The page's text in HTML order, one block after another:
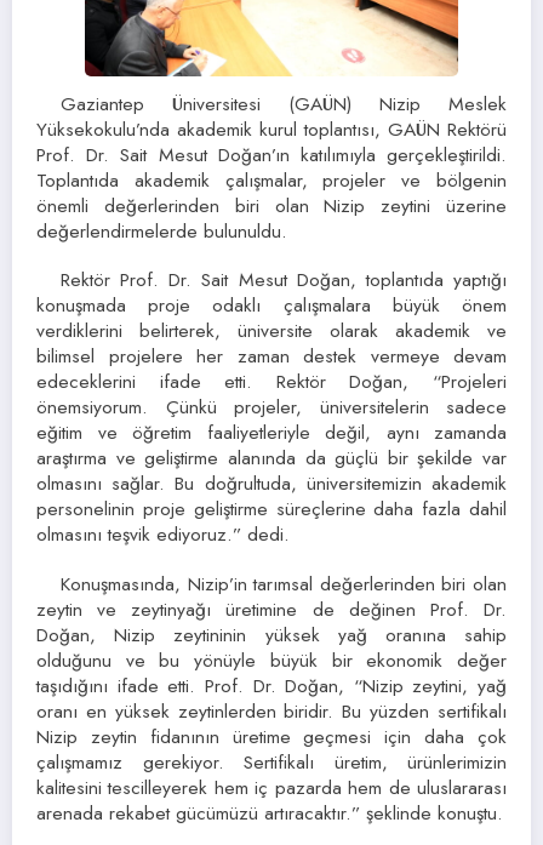
Gaziantep Üniversitesi (GAÜN) Nizip Meslek
Yüksekokulu’nda akademik kurul toplantısı, GAÜN Rektörü
Prof. Dr. Sait Mesut Doğan’ın katılımıyla gerçekleştirildi.
Toplantıda akademik çalışmalar, projeler ve bölgenin
önemli değerlerinden biri olan Nizip zeytini üzerine
değerlendirmelerde bulunuldu.
Rektör Prof. Dr. Sait Mesut Doğan, toplantıda yaptığı
konuşmada proje odaklı çalışmalara büyük önem
verdiklerini belirterek, üniversite olarak akademik ve
bilimsel projelere her zaman destek vermeye devam
edeceklerini ifade etti. Rektör Doğan, “Projeleri
önemsiyorum. Çünkü projeler, üniversitelerin sadece
eğitim ve öğretim faaliyetleriyle değil, aynı zamanda
araştırma ve geliştirme alanında da güçlü bir şekilde var
olmasını sağlar. Bu doğrultuda, üniversitemizin akademik
personelinin proje geliştirme süreçlerine daha fazla dahil
olmasını teşvik ediyoruz.” dedi.
Konuşmasında, Nizip’in tarımsal değerlerinden biri olan
zeytin ve zeytinyağı üretimine de değinen Prof. Dr.
Doğan, Nizip zeytininin yüksek yağ oranına sahip
olduğunu ve bu yönüyle büyük bir ekonomik değer
taşıdığını ifade etti. Prof. Dr. Doğan, “Nizip zeytini, yağ
oranı en yüksek zeytinlerden biridir. Bu yüzden sertifikalı
Nizip zeytin fidanının üretime geçmesi için daha çok
çalışmamız gerekiyor. Sertifikalı üretim, ürünlerimizin
kalitesini tescilleyerek hem iç pazarda hem de uluslararası
arenada rekabet gücümüzü artıracaktır.” şeklinde konuştu.